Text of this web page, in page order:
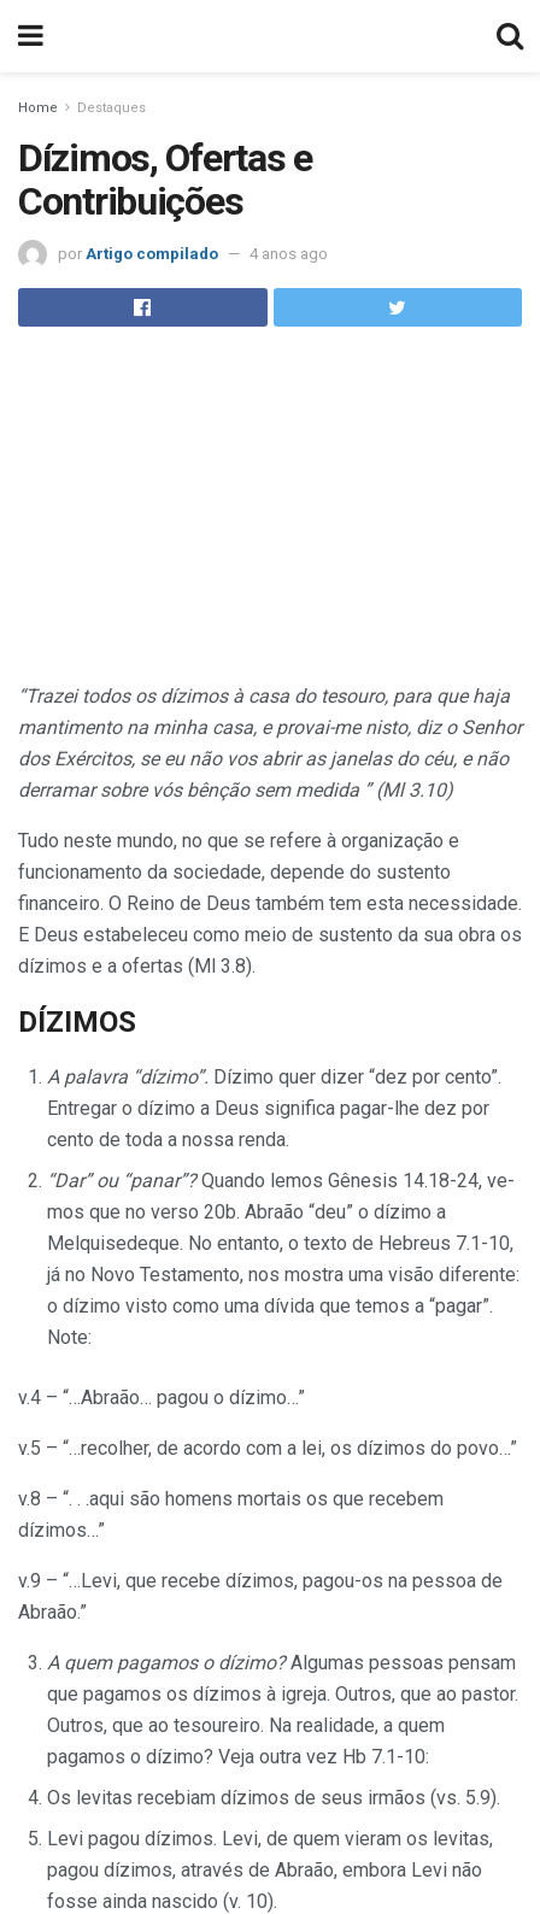
Home Destaques
Dízimos, Ofertas e
Contribuições
por Artigo compilado 4 anos ago
“Trazei todos os dízimos à casa do tesouro, para que haja
mantimento na minha casa, e provai-me nisto, diz o Senhor
dos Exércitos, se eu não vos abrir as janelas do céu, e não
derramar sobre vós bênção sem medida ” (Ml 3.10)
Tudo neste mundo, no que se refere à organização e
funcio­namento da sociedade, depende do sustento
financeiro. O Reino de Deus também tem esta necessidade.
E Deus estabeleceu como meio de sustento da sua obra os
dízimos e a ofertas (Ml 3.8).
DÍZIMOS
A palavra “dízimo”. Dízimo quer dizer “dez por cento”.
Entregar o dízimo a Deus significa pagar-lhe dez por
cento de toda a nossa renda.
“Dar” ou “panar”?Quando lemos Gênesis 14.18-24, ve­
mos que no verso 20b. Abraão “deu” o dízimo a
Melquisedeque. No entanto, o texto de Hebreus 7.1-10,
já no Novo Testamento, nos mostra uma visão diferente:
o dízimo visto como uma dívida que temos a “pagar”.
Note:
v.4 – “…Abraão… pagou o dízimo…”
v.5 – “…recolher, de acordo com a lei, os dízimos do povo…”
v.8 – “. . .aqui são homens mortais os que recebem
dízimos…”
v.9 – “…Levi, que recebe dízimos, pagou-os na pessoa de
Abraão.”
A quem pagamos o dízimo?Algumas pessoas pensam
que pagamos os dízimos à igreja. Outros, que ao pastor.
Outros, que ao tesoureiro. Na realidade, a quem
pagamos o dízimo? Veja outra vez Hb 7.1-10:
Os levitas recebiam dízimos de seus irmãos (vs. 5.9).
Levi pagou dízimos. Levi, de quem vieram os levitas,
pa­gou dízimos, através de Abraão, embora Levi não
fosse ainda nas­cido (v. 10).